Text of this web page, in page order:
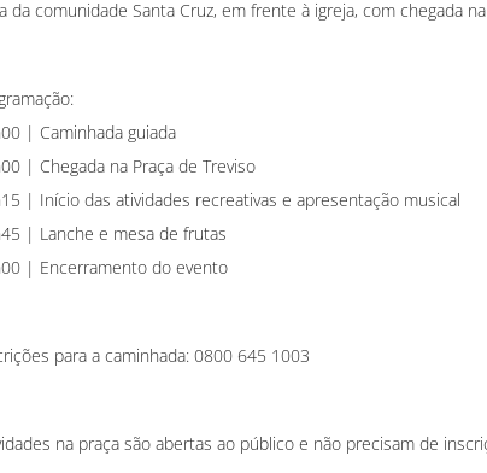
da comunidade Santa Cruz, em frente à igreja, com chegada
| Caminhada guiada
| Chegada na Praça de Treviso
| Início das atividades recreativas e apresentação musical
| Lanche e mesa de frutas
| Encerramento do evento
para a caminhada: 0800 645 1003
na praça são abertas ao público e não precisam de